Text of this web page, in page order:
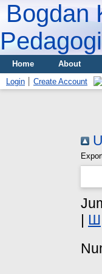
Bogdan
Home About
Login
Create Account
| Ш